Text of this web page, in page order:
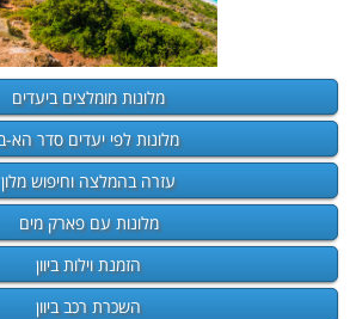
מלונות מומלצים ביעדים
מלונות לפי יעדים סדר הא-
עזרה בהמלצה וחיפוש מלון
מלונות עם פארק מים
הזמנת וילות ביוון
השכרת רכב ביוון